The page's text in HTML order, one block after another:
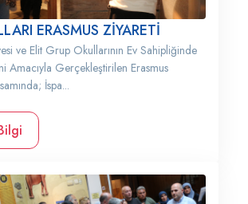
ERASMUS ZİYARETİ
ve Elit Grup Okullarının Ev Sahipliğinde
Amacıyla Gerçekleştirilen Erasmus
İspa...